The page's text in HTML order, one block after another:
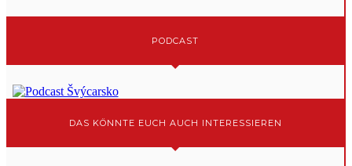
PODCAST
DAS KÖNNTE EUCH AUCH INTERESSIEREN